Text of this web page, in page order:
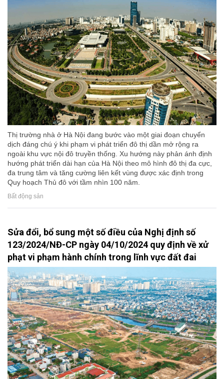
Thị trường nhà ở Hà Nội đang bước vào một giai đoạn chuyển
dịch đáng chú ý khi phạm vi phát triển đô thị dần mở rộng ra
ngoài khu vực nội đô truyền thống. Xu hướng này phản ánh định
hướng phát triển dài hạn của Hà Nội theo mô hình đô thị đa cực,
đa trung tâm và tăng cường liên kết vùng được xác định trong
Quy hoạch Thủ đô với tầm nhìn 100 năm.
Bất động sản
Sửa đổi, bổ sung một số điều của Nghị định số
123/2024/NĐ-CP ngày 04/10/2024 quy định về xử
phạt vi phạm hành chính trong lĩnh vực đất đai